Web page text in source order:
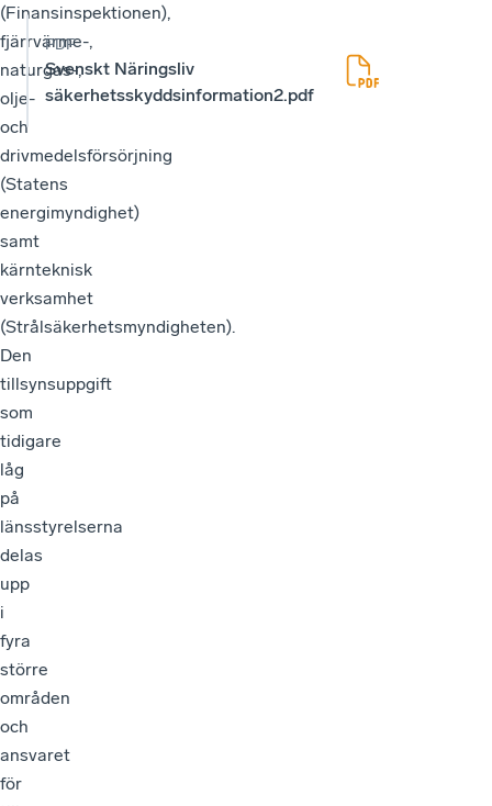
(Finansinspektionen),
fjärrvärme-,
naturgas-,
olje-
och
drivmedelsförsörjning
(Statens
energimyndighet)
samt
kärnteknisk
verksamhet
(Strålsäkerhetsmyndigheten).
Den
tillsynsuppgift
som
tidigare
låg
på
länsstyrelserna
delas
upp
i
fyra
större
områden
och
ansvaret
för
PDF
Svenskt Näringsliv
säkerhetsskyddsinformation2.pdf